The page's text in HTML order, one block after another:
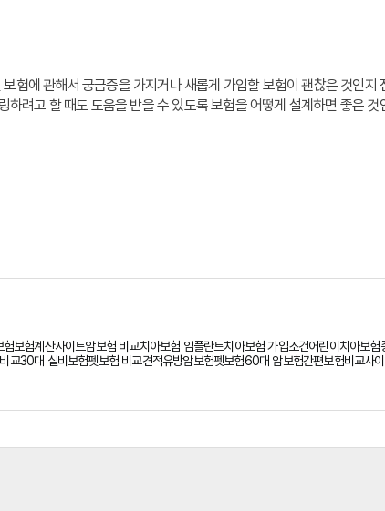
험에 관해서 궁금증을 가지거나 새롭게 가입할 보험이 괜찮은 것인지
하려고 할 때도 도움을 받을 수 있도록 보험을 어떻게 설계하면 좋은 것
험보험계산사이트암보험 비교치아보험 임플란트치아보험 가입조건어린이치아보험
교30대 실비보험펫보험 비교견적유방암보험펫보험60대 암보험간편보험비교사